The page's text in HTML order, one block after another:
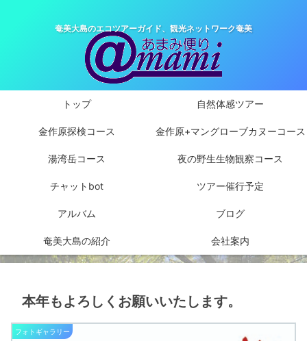
奄美大島のエコツアーガイド、観光ネットワーク奄美
トップ 自然体感ツアー
金作原探検コース 金作原+マングローブカヌーコース
湯湾岳コース 夜の野生生物観察コース
チャットbot ツアー催行予定
アルバム ブログ
奄美大島の紹介 会社案内
本年もよろしくお願いいたします。
フォトギャラリー